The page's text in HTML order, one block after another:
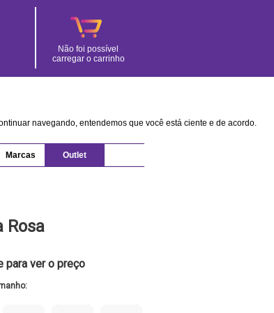
Não foi possível
carregar o carrinho
navegando, entendemos que você está ciente e de acordo.
Marcas Outlet
Rosa
para ver o preço